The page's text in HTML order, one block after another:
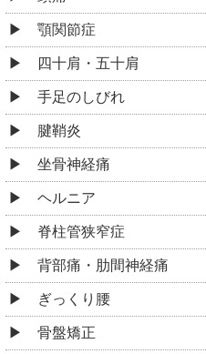
股関節痛・変形性股関節症
膝痛・変形性膝関節症
自律神経失調症
不眠症
寝違え
EMS
スポーツ傷害
お役立ち情報